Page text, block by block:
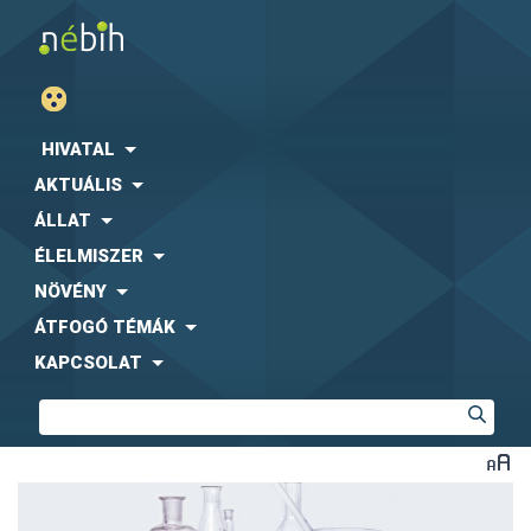
HIVATAL
AKTUÁLIS
ÁLLAT
ÉLELMISZER
NÖVÉNY
ÁTFOGÓ TÉMÁK
KAPCSOLAT